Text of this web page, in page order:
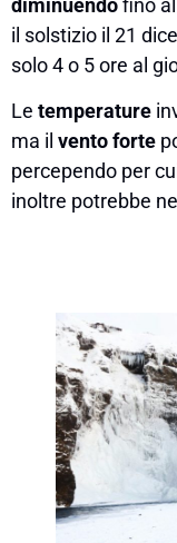
il solstizio il 21
solo 4 o 5 ore al
Le temperature
ma il vento forte
percependo per
inoltre potrebbe